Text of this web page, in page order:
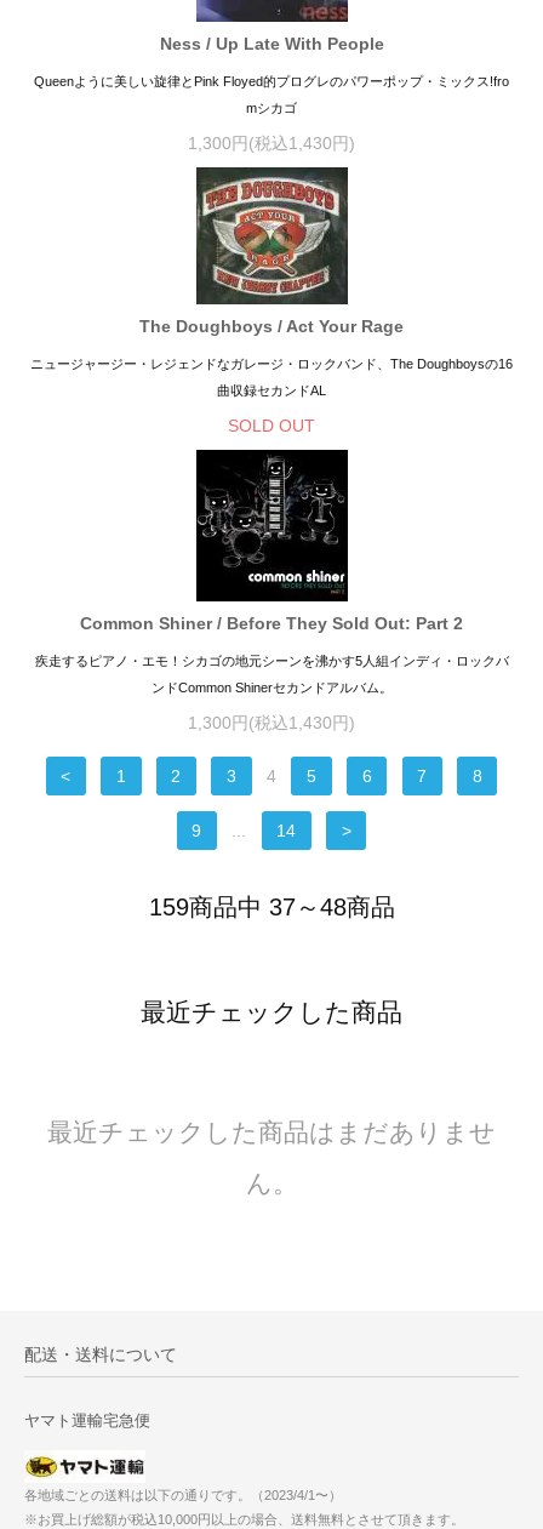
Ness / Up Late With People
Queenように美しい旋律とPink Floyed的プログレのパワーポップ・ミックス!fro
mシカゴ
1,300円(税込1,430円)
The Doughboys / Act Your Rage
ニュージャージー・レジェンドなガレージ・ロックバンド、The Doughboysの16
曲収録セカンドAL
SOLD OUT
Common Shiner / Before They Sold Out: Part 2
疾走するピアノ・エモ！シカゴの地元シーンを沸かす5人組インディ・ロックバ
ンドCommon Shinerセカンドアルバム。
1,300円(税込1,430円)
< 1 2 3 4 5 6 7 8
9 14 >
159商品中 37～48商品
最近チェックした商品
最近チェックした商品はまだありませ
ん。
配送・送料について
ヤマト運輸宅急便
各地域ごとの送料は以下の通りです。（2023/4/1〜）
※お買上げ総額が税込10,000円以上の場合、送料無料とさせて頂きます。